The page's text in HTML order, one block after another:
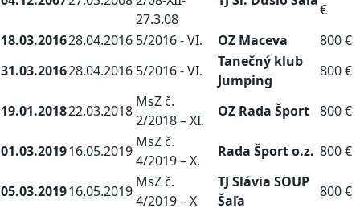
27.3.08
€
18.03.201628.04.2016 5/2016 - VI. OZ Maceva
800 €
31.03.201628.04.2016 5/2016 - VI.
Tanečný klub
Jumping
800 €
19.01.201822.03.2018
MsZ č.
2/2018 – XI.
OZ Rada Šport 800 €
01.03.201916.05.2019
MsZ č.
4/2019 – X.
Rada Šport o.z. 800 €
05.03.201916.05.2019
MsZ č.
4/2019 – X
TJ Slávia SOUP
Šaľa
800 €